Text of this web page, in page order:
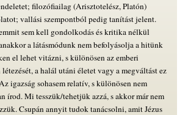
filozófiailag (Arisztotelész, Platón)
vallási szempontból pedig tanítást jelent.
sem kell gondolkodás és kritika nélkül
a látásmódunk nem befolyásolja a hitünk
el lehet vitázni, s különösen az emberi
a halál utáni életet vagy a megváltást ez
igazság sohasem relatív, s különösen nem
írod. Mi tesszük/tehetjük azzá, s akkor már nem
Csupán annyit tudok tanácsolni, amit Jézus